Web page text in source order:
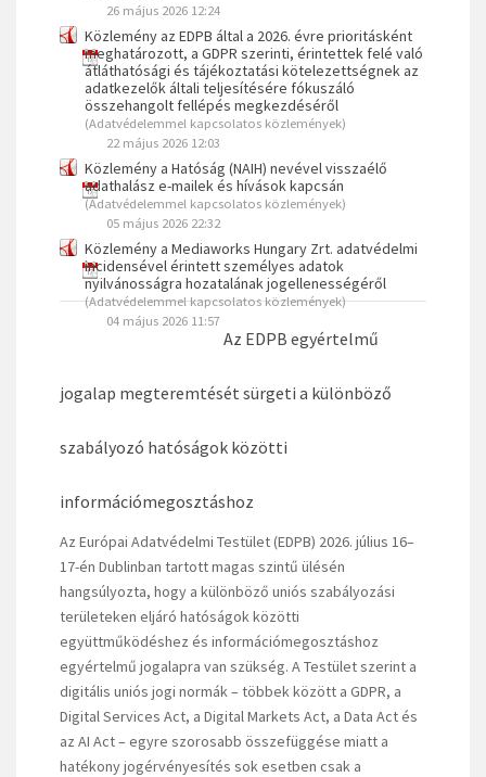
26 május 2026 12:24
Közlemény az EDPB által a 2026. évre prioritásként
meghatározott, a GDPR szerinti, érintettek felé való
átláthatósági és tájékoztatási kötelezettségnek az
adatkezelők általi teljesítésére fókuszáló
összehangolt fellépés megkezdéséről
(Adatvédelemmel kapcsolatos közlemények)
22 május 2026 12:03
Közlemény a Hatóság (NAIH) nevével visszaélő
adathalász e-mailek és hívások kapcsán
(Adatvédelemmel kapcsolatos közlemények)
05 május 2026 22:32
Közlemény a Mediaworks Hungary Zrt. adatvédelmi
incidensével érintett személyes adatok
nyilvánosságra hozatalának jogellenességéről
(Adatvédelemmel kapcsolatos közlemények)
04 május 2026 11:57
Az EDPB egyértelmű
jogalap megteremtését sürgeti a különböző
szabályozó hatóságok közötti
információmegosztáshoz
Az Európai Adatvédelmi Testület (EDPB) 2026. július 16–
17-én Dublinban tartott magas szintű ülésén
hangsúlyozta, hogy a különböző uniós szabályozási
területeken eljáró hatóságok közötti
együttműködéshez és információmegosztáshoz
egyértelmű jogalapra van szükség. A Testület szerint a
digitális uniós jogi normák – többek között a GDPR, a
Digital Services Act, a Digital Markets Act, a Data Act és
az AI Act – egyre szorosabb összefüggése miatt a
hatékony jogérvényesítés sok esetben csak a